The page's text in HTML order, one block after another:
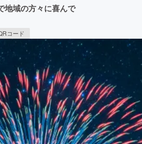
地域の方々に喜んで
コード